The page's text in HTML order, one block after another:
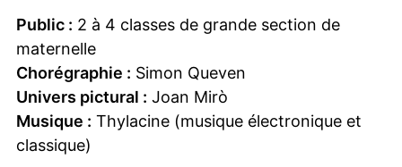
Public : 2 à 4 classes de grande section de
maternelle
Chorégraphie : Simon Queven
Univers pictural : Joan Mirò
Musique : Thylacine (musique électronique et
classique)